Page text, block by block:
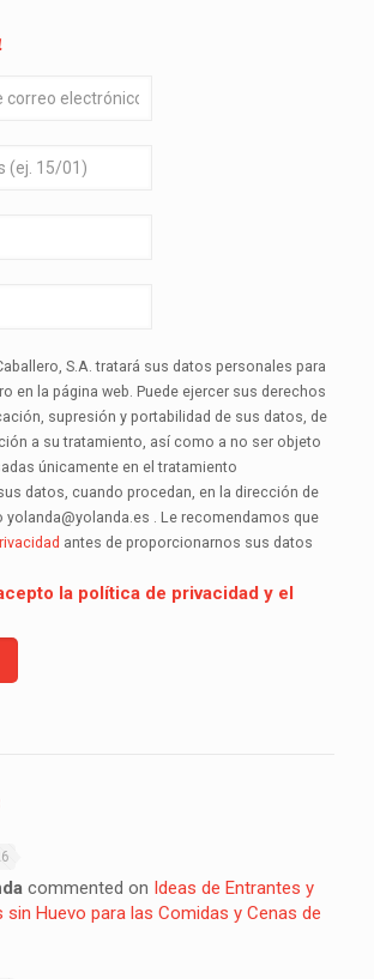
S.A. tratará sus datos personales para
en la página web. Puede ejercer sus derechos
supresión y portabilidad de sus datos, de
a su tratamiento, así como a no ser objeto
únicamente en el tratamiento
datos, cuando procedan, en la dirección de
. Le recomendamos que
antes de proporcionarnos sus datos
la política de privacidad y el
commented on Ideas de Entrantes y
sin Huevo para las Comidas y Cenas de